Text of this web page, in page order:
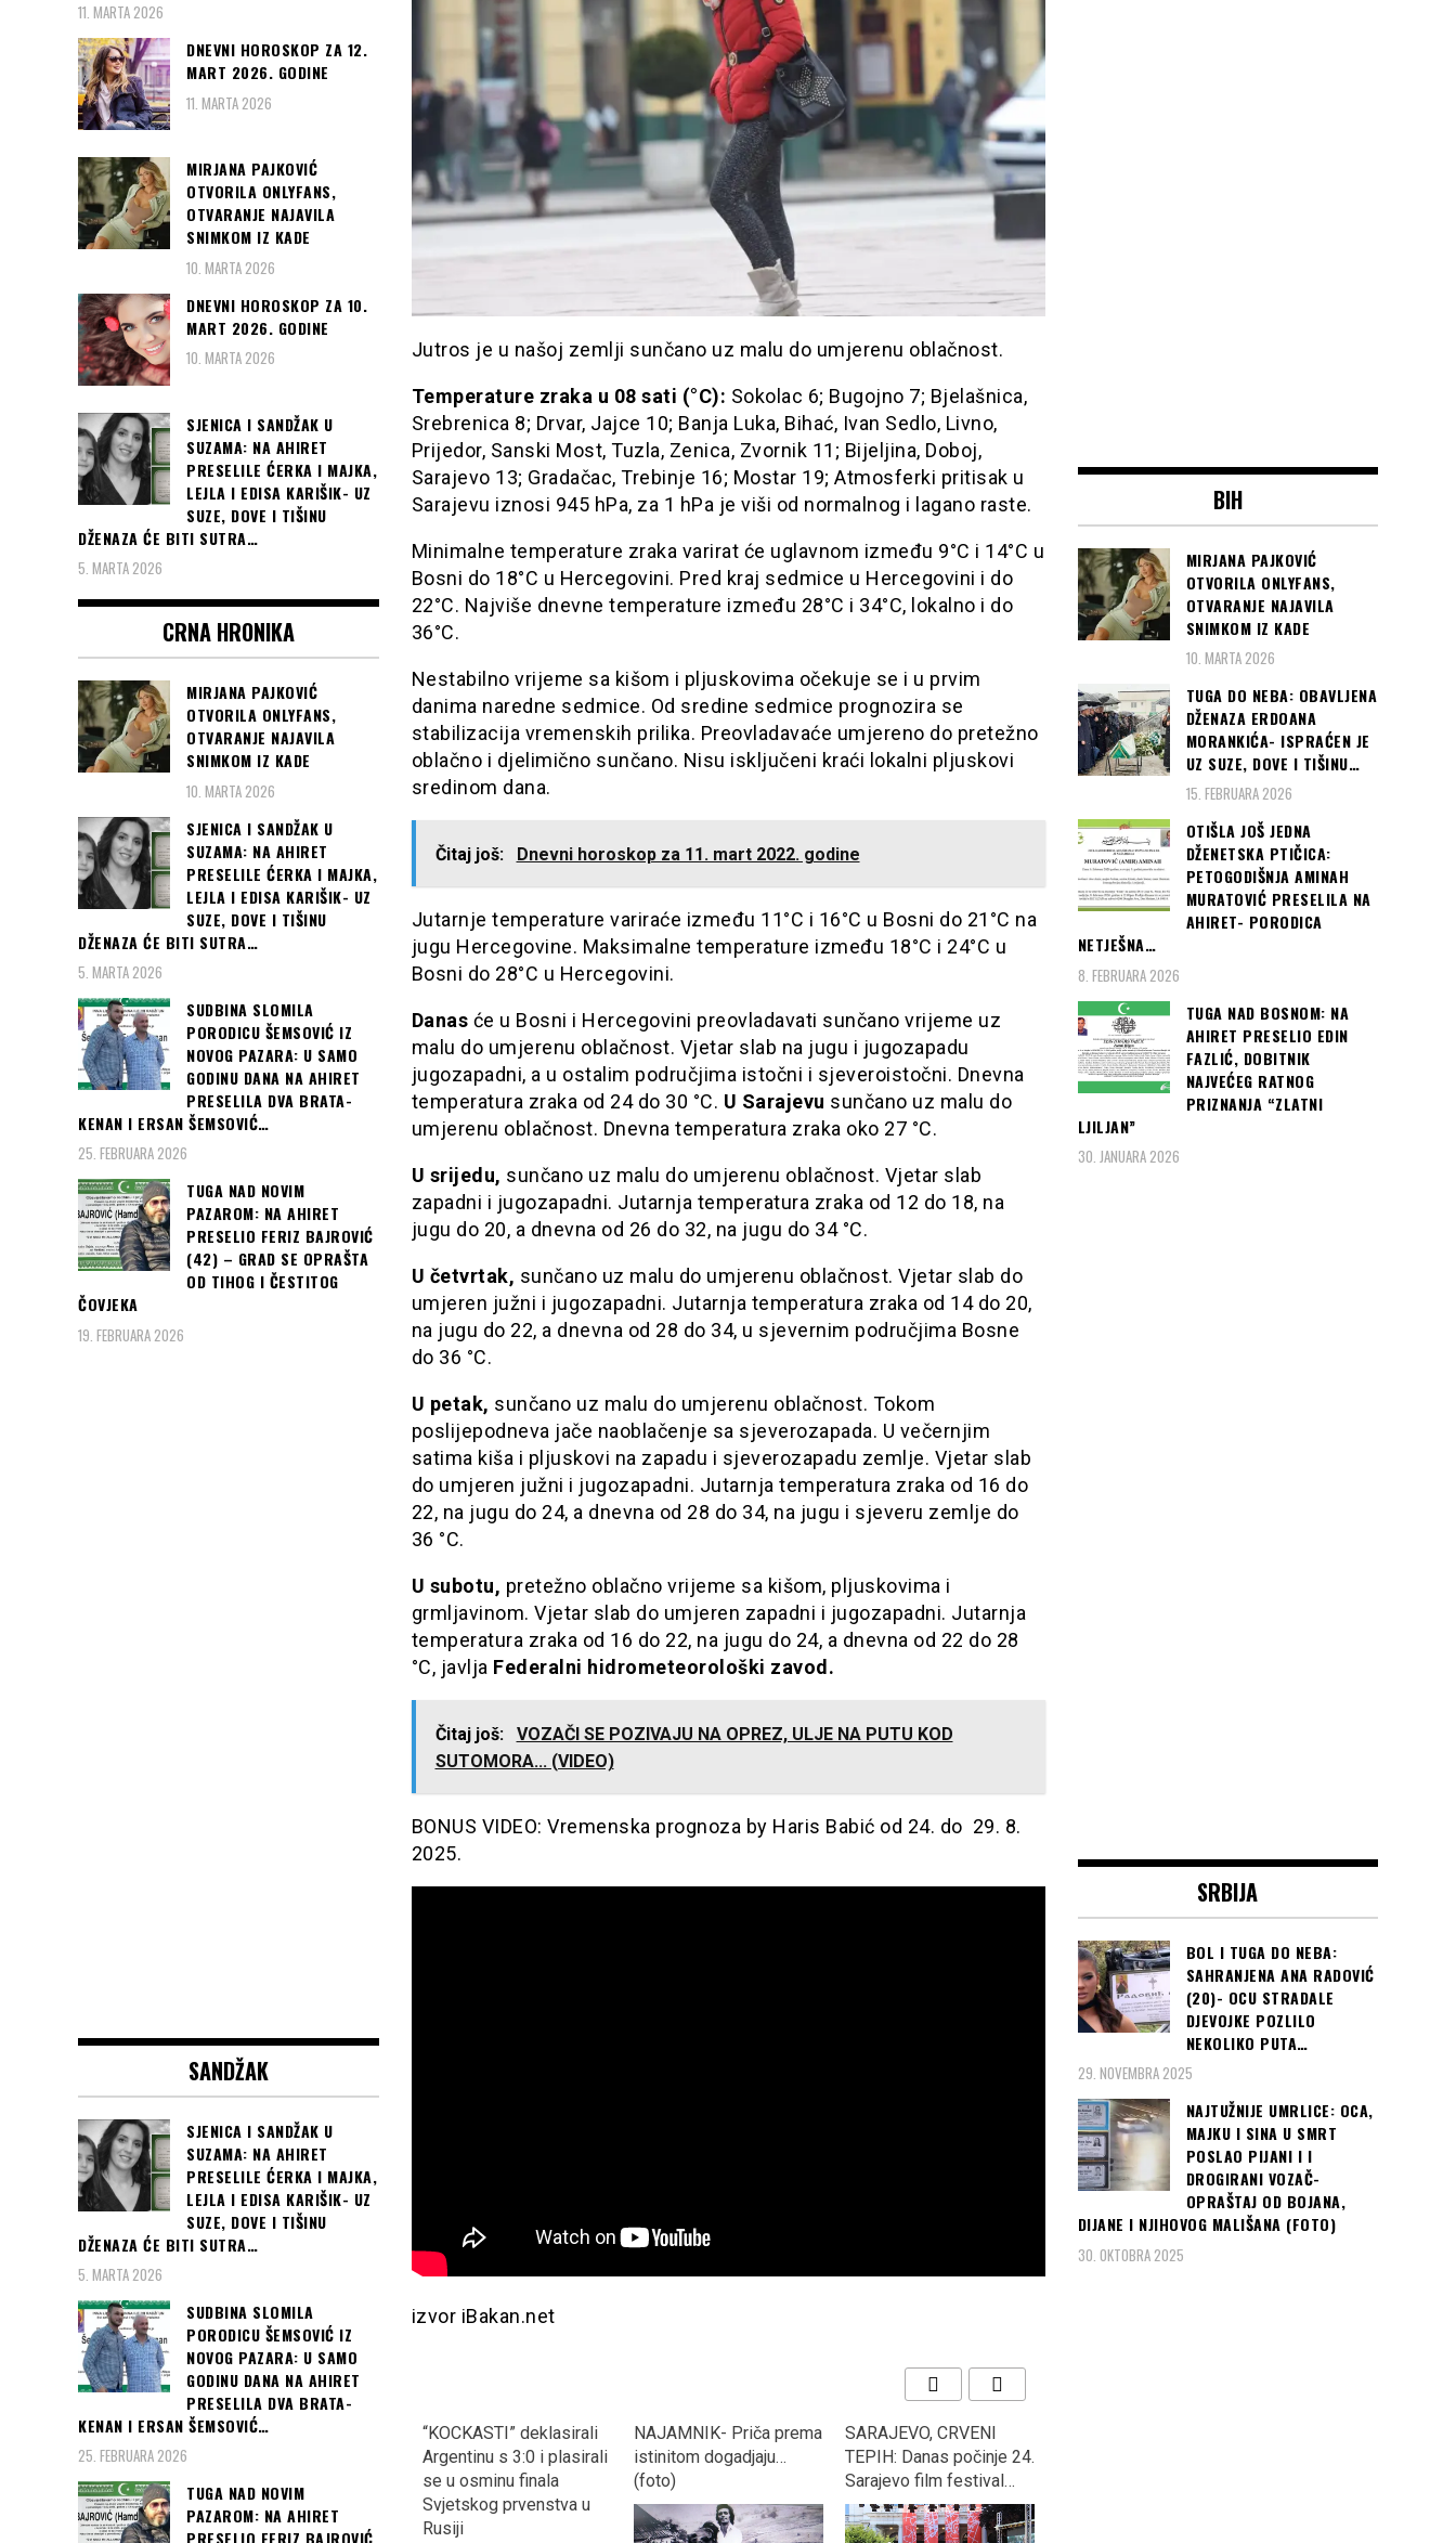
Jutros je u našoj zemlji sunčano uz malu do umjerenu oblačnost.
Temperature zraka u 08 sati (°C): Sokolac 6; Bugojno 7; Bjelašnica,
Srebrenica 8; Drvar, Jajce 10; Banja Luka, Bihać, Ivan Sedlo, Livno,
Prijedor, Sanski Most, Tuzla, Zenica, Zvornik 11; Bijeljina, Doboj,
Sarajevo 13; Gradačac, Trebinje 16; Mostar 19; Atmosferki pritisak u
Sarajevu iznosi 945 hPa, za 1 hPa je viši od normalnog i lagano raste.
Minimalne temperature zraka varirat će uglavnom između 9°C i 14°C u
Bosni do 18°C u Hercegovini. Pred kraj sedmice u Hercegovini i do
22°C. Najviše dnevne temperature između 28°C i 34°C, lokalno i do
36°C.
Nestabilno vrijeme sa kišom i pljuskovima očekuje se i u prvim
danima naredne sedmice. Od sredine sedmice prognozira se
stabilizacija vremenskih prilika. Preovladavaće umjereno do pretežno
oblačno i djelimično sunčano. Nisu isključeni kraći lokalni pljuskovi
sredinom dana.
Čitaj još: Dnevni horoskop za 11. mart 2022. godine
Jutarnje temperature variraće između 11°C i 16°C u Bosni do 21°C na
jugu Hercegovine. Maksimalne temperature između 18°C i 24°C u
Bosni do 28°C u Hercegovini.
Danas će u Bosni i Hercegovini preovladavati sunčano vrijeme uz
malu do umjerenu oblačnost. Vjetar slab na jugu i jugozapadu
jugozapadni, a u ostalim područjima istočni i sjeveroistočni. Dnevna
temperatura zraka od 24 do 30 °C. U Sarajevu sunčano uz malu do
umjerenu oblačnost. Dnevna temperatura zraka oko 27 °C.
U srijedu, sunčano uz malu do umjerenu oblačnost. Vjetar slab
zapadni i jugozapadni. Jutarnja temperatura zraka od 12 do 18, na
jugu do 20, a dnevna od 26 do 32, na jugu do 34 °C.
U četvrtak, sunčano uz malu do umjerenu oblačnost. Vjetar slab do
umjeren južni i jugozapadni. Jutarnja temperatura zraka od 14 do 20,
na jugu do 22, a dnevna od 28 do 34, u sjevernim područjima Bosne
do 36 °C.
U petak, sunčano uz malu do umjerenu oblačnost. Tokom
poslijepodneva jače naoblačenje sa sjeverozapada. U večernjim
satima kiša i pljuskovi na zapadu i sjeverozapadu zemlje. Vjetar slab
do umjeren južni i jugozapadni. Jutarnja temperatura zraka od 16 do
22, na jugu do 24, a dnevna od 28 do 34, na jugu i sjeveru zemlje do
36 °C.
U subotu, pretežno oblačno vrijeme sa kišom, pljuskovima i
grmljavinom. Vjetar slab do umjeren zapadni i jugozapadni. Jutarnja
temperatura zraka od 16 do 22, na jugu do 24, a dnevna od 22 do 28
°C, javlja Federalni hidrometeorološki zavod.
Čitaj još:
VOZAČI SE POZIVAJU NA OPREZ, ULJE NA PUTU KOD
SUTOMORA... (VIDEO)
BONUS VIDEO: Vremenska prognoza by Haris Babić od 24. do 29. 8.
2025.
izvor iBakan.net
SARAJEVO, CRVENI
TEPIH: Danas počinje 24.
Sarajevo film festival…
MINISTAR OJAČAO U
ni sam ne vjeruje, “U
Prizrenu će se opet…”
“KOCKASTI” deklasirali
Argentinu s 3:0 i plasirali
se u osminu finala
Svjetskog prvenstva u
Rusiji
NAJAMNIK- Priča prema
istinitom dogadjaju…
(foto)
SARAJEVO, CRVENI
TEPIH: Danas počinje 24.
Sarajevo film festival…
11. MARTA 2026
DNEVNI HOROSKOP ZA 12.
MART 2026. GODINE
11. MARTA 2026
MIRJANA PAJKOVIĆ
OTVORILA ONLYFANS,
OTVARANJE NAJAVILA
SNIMKOM IZ KADE
10. MARTA 2026
DNEVNI HOROSKOP ZA 10.
MART 2026. GODINE
10. MARTA 2026
SJENICA I SANDŽAK U
SUZAMA: NA AHIRET
PRESELILE ĆERKA I MAJKA,
LEJLA I EDISA KARIŠIK- UZ
SUZE, DOVE I TIŠINU
DŽENAZA ĆE BITI SUTRA…
5. MARTA 2026
CRNA HRONIKA
MIRJANA PAJKOVIĆ
OTVORILA ONLYFANS,
OTVARANJE NAJAVILA
SNIMKOM IZ KADE
10. MARTA 2026
SJENICA I SANDŽAK U
SUZAMA: NA AHIRET
PRESELILE ĆERKA I MAJKA,
LEJLA I EDISA KARIŠIK- UZ
SUZE, DOVE I TIŠINU
DŽENAZA ĆE BITI SUTRA…
5. MARTA 2026
SUDBINA SLOMILA
PORODICU ŠEMSOVIĆ IZ
NOVOG PAZARA: U SAMO
GODINU DANA NA AHIRET
PRESELILA DVA BRATA-
KENAN I ERSAN ŠEMSOVIĆ…
25. FEBRUARA 2026
TUGA NAD NOVIM
PAZAROM: NA AHIRET
PRESELIO FERIZ BAJROVIĆ
(42) – GRAD SE OPRAŠTA
OD TIHOG I ČESTITOG
ČOVJEKA
19. FEBRUARA 2026
SANDŽAK
SJENICA I SANDŽAK U
SUZAMA: NA AHIRET
PRESELILE ĆERKA I MAJKA,
LEJLA I EDISA KARIŠIK- UZ
SUZE, DOVE I TIŠINU
DŽENAZA ĆE BITI SUTRA…
5. MARTA 2026
SUDBINA SLOMILA
PORODICU ŠEMSOVIĆ IZ
NOVOG PAZARA: U SAMO
GODINU DANA NA AHIRET
PRESELILA DVA BRATA-
KENAN I ERSAN ŠEMSOVIĆ…
25. FEBRUARA 2026
TUGA NAD NOVIM
PAZAROM: NA AHIRET
BIH
MIRJANA PAJKOVIĆ
OTVORILA ONLYFANS,
OTVARANJE NAJAVILA
SNIMKOM IZ KADE
10. MARTA 2026
TUGA DO NEBA: OBAVLJENA
DŽENAZA ERDOANA
MORANKIĆA- ISPRAĆEN JE
UZ SUZE, DOVE I TIŠINU…
15. FEBRUARA 2026
OTIŠLA JOŠ JEDNA
DŽENETSKA PTIČICA:
PETOGODIŠNJA AMINAH
MURATOVIĆ PRESELILA NA
AHIRET- PORODICA
NETJEŠNA…
8. FEBRUARA 2026
TUGA NAD BOSNOM: NA
AHIRET PRESELIO EDIN
FAZLIĆ, DOBITNIK
NAJVEĆEG RATNOG
PRIZNANJA “ZLATNI
LJILJAN”
30. JANUARA 2026
SRBIJA
BOL I TUGA DO NEBA:
SAHRANJENA ANA RADOVIĆ
(20)- OCU STRADALE
DJEVOJKE POZLILO
NEKOLIKO PUTA…
29. NOVEMBRA 2025
NAJTUŽNIJE UMRLICE: OCA,
MAJKU I SINA U SMRT
POSLAO PIJANI I I
DROGIRANI VOZAČ-
OPRAŠTAJ OD BOJANA,
DIJANE I NJIHOVOG MALIŠANA (FOTO)
30. OKTOBRA 2025